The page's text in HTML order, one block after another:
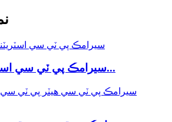
سيرامڪ پي ٽي سي اسٽريٽنر پل...